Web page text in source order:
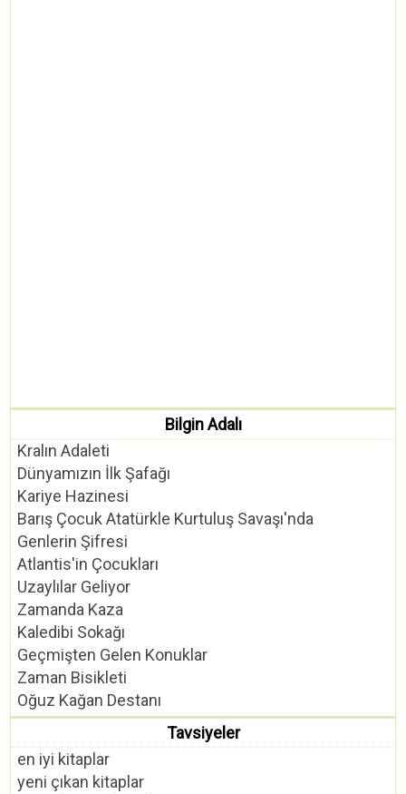
Bilgin Adalı
Kralın Adaleti
Dünyamızın İlk Şafağı
Kariye Hazinesi
Barış Çocuk Atatürkle Kurtuluş Savaşı'nda
Genlerin Şifresi
Atlantis'in Çocukları
Uzaylılar Geliyor
Zamanda Kaza
Kaledibi Sokağı
Geçmişten Gelen Konuklar
Zaman Bisikleti
Oğuz Kağan Destanı
Tavsiyeler
en iyi kitaplar
yeni çıkan kitaplar